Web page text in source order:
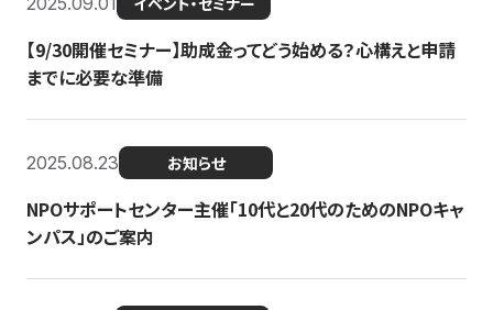
【9/30開催セミナー】助成金ってどう始める？心構えと申請
までに必要な準備
2025.08.23 お知らせ
NPOサポートセンター主催「10代と20代のためのNPOキャ
ンパス」のご案内